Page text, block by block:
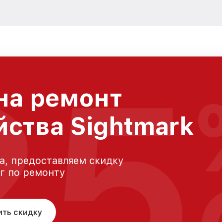
ремонт
Sightmark
предоставляем скидку
по ремонту
скидку